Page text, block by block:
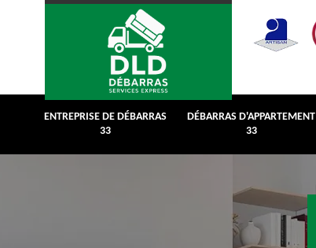
ENTREPRISE DE DÉBARRAS
33
DÉBARRAS D'APPARTEMENT
33